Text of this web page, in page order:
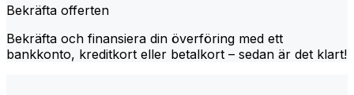
Bekräfta offerten
Bekräfta och finansiera din överföring med ett
bankkonto, kreditkort eller betalkort – sedan är det klart!